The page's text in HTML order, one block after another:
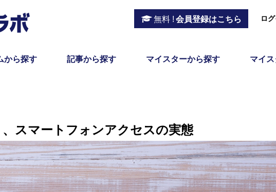
無料 ! 会員登録はこちら ロ
から探す 記事から探す マイスターから探す マイ
スマートフォンアクセスの実態